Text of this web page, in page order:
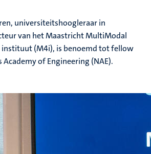
universiteitshoogleraar in
van het Maastricht MultiModal
(M4i), is benoemd tot fellow
of Engineering (NAE).